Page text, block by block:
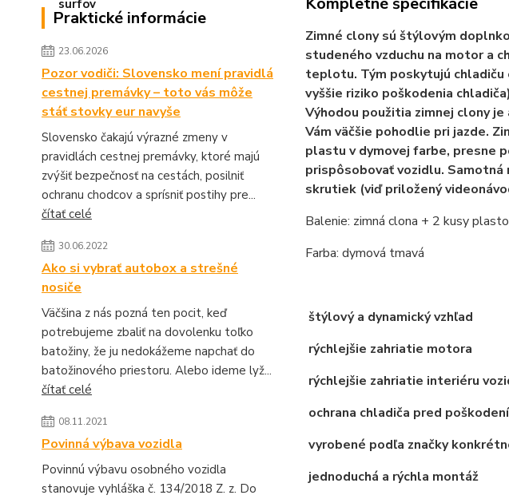
Praktické informácie
23.06.2026
Pozor vodiči: Slovensko mení pravidlá
cestnej premávky – toto vás môže
stáť stovky eur navyše
Slovensko čakajú výrazné zmeny v
pravidlách cestnej premávky, ktoré majú
zvýšiť bezpečnosť na cestách, posilniť
ochranu chodcov a sprísniť postihy pre...
čítať celé
30.06.2022
Ako si vybrať autobox a strešné
nosiče
Väčšina z nás pozná ten pocit, keď
potrebujeme zbaliť na dovolenku toľko
batožiny, že ju nedokážeme napchať do
batožinového priestoru. Alebo ideme lyž...
čítať celé
08.11.2021
Povinná výbava vozidla
Povinnú výbavu osobného vozidla
stanovuje vyhláška č. 134/2018 Z. z. Do
Zimné clony sú štýlovým
studeného vzduchu na motor a
teplotu. Tým poskytujú chladiču
vyššie riziko poškodenia
Výhodou použitia zimnej clony
Vám väčšie pohodlie pri jazde.
plastu v dymovej farbe, presne
prispôsobovať vozidlu. Samotná
skrutiek (viď priložený
Balenie: zimná clona + 2 kusy
Farba: dymová tmavá
štýlový a dynamický vzhľad
rýchlejšie zahriatie motora
rýchlejšie zahriatie interiéru
ochrana chladiča pred
vyrobené podľa značky
jednoduchá a rýchla montáž